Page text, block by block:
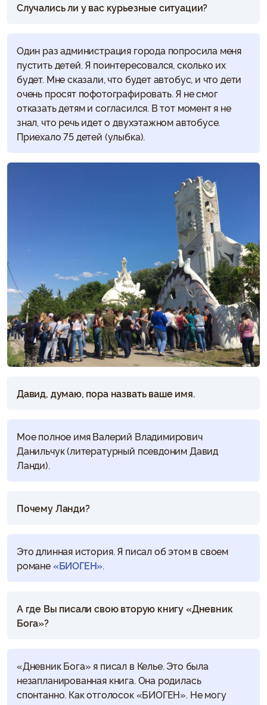
Случались ли у вас курьезные ситуации?
Один раз администрация города попросила меня
пустить детей. Я поинтересовался, сколько их
будет. Мне сказали, что будет автобус, и что дети
очень просят пофотографировать. Я не смог
отказать детям и согласился. В тот момент я не
знал, что речь идет о двухэтажном автобусе.
Приехало 75 детей (улыбка).
Давид, думаю, пора назвать ваше имя.
Мое полное имя Валерий Владимирович
Данильчук (литературный псевдоним Давид
Ланди).
Почему Ланди?
Это длинная история. Я писал об этом в своем
романе«БИОГЕН».
А где Вы писали свою вторую книгу «Дневник
Бога»?
«Дневник Бога» я писал в Келье. Это была
незапланированная книга. Она родилась
спонтанно. Как отголосок «БИОГЕН». Не могу